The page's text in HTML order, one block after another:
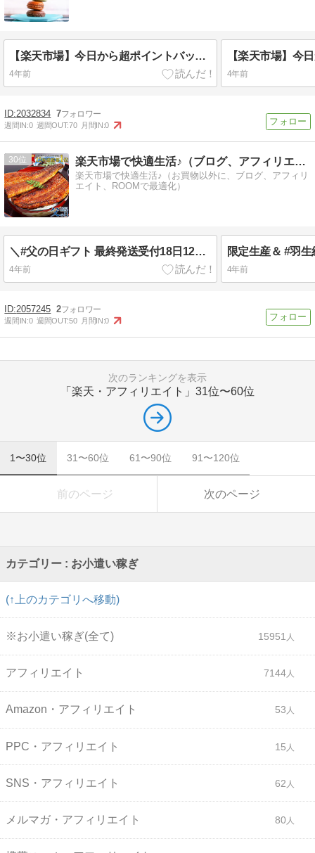
【楽天市場】今日から超ポイントバック祭が始まります（2022年2月19日〜22日まで）
4年前 4年前
2032834 7
週間IN:0 週間OUT:70 月間IN:0
30 楽天市場で快適生活♪（ブログ、アフィリエイト、ROOM等）
楽天市場で快適生活♪（お買物以外に、ブログ、アフィリ
エイト、ROOMで最適化）
＼#父の日ギフト 最終発送受付18日12時迄 ／ 父の日のメッセージ付きカードが選べる！ [12年連続楽天うなぎ部門年間売れ筋No1] 只今ランキング1位驀進中！ 国産うなぎ蒲焼き3種セット
4年前 4年前
2057245 2
週間IN:0 週間OUT:50 月間IN:0
次のランキングを表示
「楽天・アフィリエイト」 31位〜60位
1〜30位 31〜60位 61〜90位 91〜120位
前のページ 次のページ
カテゴリー : お小遣い稼ぎ
(↑上のカテゴリへ移動)
※お小遣い稼ぎ(全て) 15951
アフィリエイト 7144
Amazon・アフィリエイト 53
PPC・アフィリエイト 15
SNS・アフィリエイト 62
メルマガ・アフィリエイト 80